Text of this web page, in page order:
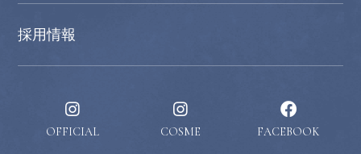
採用情報
OFFICIAL COSME FACEBOOK